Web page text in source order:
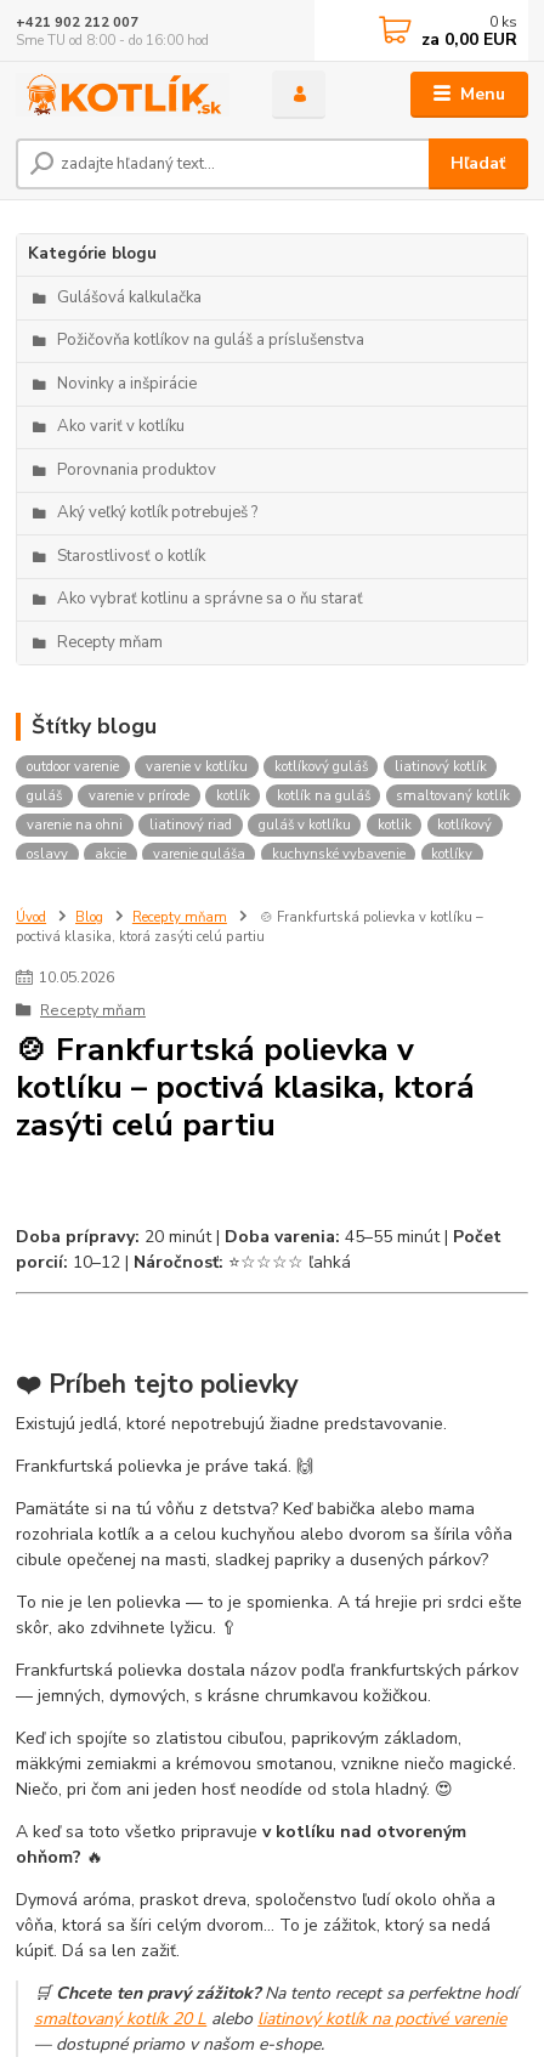
Menu
Hľadať
+421 902 212 007
Sme TU od 8:00 - do 16:00 hod
0 ks
za 0,00 EUR
Kategórie blogu
Gulášová kalkulačka
Požičovňa kotlíkov na guláš a príslušenstva
Novinky a inšpirácie
Ako variť v kotlíku
Porovnania produktov
Aký veľký kotlík potrebuješ ?
Starostlivosť o kotlík
Ako vybrať kotlinu a správne sa o ňu starať
Recepty mňam
Štítky blogu
outdoor varenie varenie v kotlíku kotlíkový guláš
liatinový kotlík
guláš
varenie v prírode kotlík kotlík na guláš
smaltovaný kotlík
varenie na ohni
liatinový riad guláš v kotlíku kotlik
kotlíkový
oslavy
akcie varenie guláša kuchynské vybavenie
kotlíky
čistenie kotlíka
údržba liatiny vypaľovanie liatiny
gulášový kotlík
koľko mäsa na guláš
recept na guláš
polievka v kotlíku
horáky pod kotlíky
gulášové horáky prenájom horákov
Úvod Blog Recepty mňam
🍲 Frankfurtská polievka v kotlíku –
poctivá klasika, ktorá zasýti celú partiu
10.05.2026
Recepty mňam
🍲 Frankfurtská polievka v
kotlíku – poctivá klasika, ktorá
zasýti celú partiu
Doba prípravy: 20 minút | Doba varenia: 45–55 minút | Počet
porcií: 10–12 | Náročnosť: ⭐☆☆☆☆ ľahká
❤️ Príbeh tejto polievky
Existujú jedlá, ktoré nepotrebujú žiadne predstavovanie.
Frankfurtská polievka je práve taká. 🙌
Pamätáte si na tú vôňu z detstva? Keď babička alebo mama
rozohriala kotlík a a celou kuchyňou alebo dvorom sa šírila vôňa
cibule opečenej na masti, sladkej papriky a dusených párkov?
To nie je len polievka — to je spomienka. A tá hrejie pri srdci ešte
skôr, ako zdvihnete lyžicu. 🥄
Frankfurtská polievka dostala názov podľa frankfurtských párkov
— jemných, dymových, s krásne chrumkavou kožičkou.
Keď ich spojíte so zlatistou cibuľou, paprikovým základom,
mäkkými zemiakmi a krémovou smotanou, vznikne niečo magické.
Niečo, pri čom ani jeden hosť neodíde od stola hladný. 😍
A keď sa toto všetko pripravujev kotlíku nad otvoreným
ohňom? 🔥
Dymová aróma, praskot dreva, spoločenstvo ľudí okolo ohňa a
vôňa, ktorá sa šíri celým dvorom... To je zážitok, ktorý sa nedá
kúpiť. Dá sa len zažiť.
🛒Chcete ten pravý zážitok?Na tento recept sa perfektne hodí
smaltovaný kotlík 20 L alebo liatinový kotlík na poctivé varenie
— dostupné priamo v našom e-shope.